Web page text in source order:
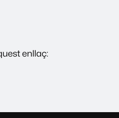
enllaç: